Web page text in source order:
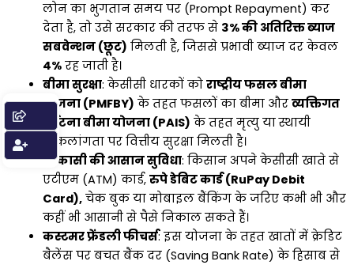
लोन का भुगतान समय पर (Prompt Repayment) कर
देता है, तो उसे सरकार की तरफ से 3% की अतिरिक्त ब्याज
सबवेन्शन (छूट) मिलती है, जिससे प्रभावी ब्याज दर केवल
4%रह जाती है।
बीमा सुरक्षा: केसीसी धारकों को राष्ट्रीय फसल बीमा
योजना (PMFBY) के तहत फसलों का बीमा और व्यक्तिगत
दुर्घटना बीमा योजना (PAIS) के तहत मृत्यु या स्थायी
विकलांगता पर वित्तीय सुरक्षा मिलती है।
निकासी की आसान सुविधा: किसान अपने केसीसी खाते से
एटीएम (ATM) कार्ड, रुपे डेबिट कार्ड (RuPay Debit
Card),चेक बुक या मोबाइल बैंकिंग के जरिए कभी भी और
कहीं भी आसानी से पैसे निकाल सकते हैं।
कस्टमर फ्रेंडली फीचर्स: इस योजना के तहत खातों में क्रेडिट
बैलेंस पर बचत बैंक दर (Saving Bank Rate) के हिसाब से